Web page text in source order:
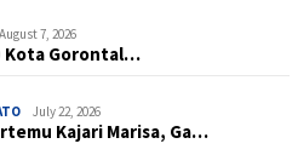
August 7, 2026
Kota Gorontal…
July 22, 2026
Kajari Marisa, Ga…